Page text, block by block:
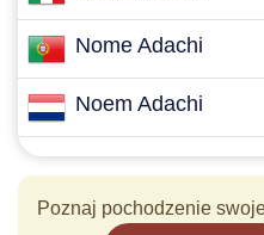
Nome Adachi
Noem Adachi
Poznaj pochodzenie